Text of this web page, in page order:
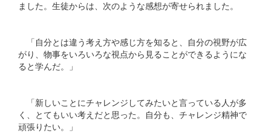
ました。生徒からは、次のような感想が寄せられました。
「自分とは違う考え方や感じ方を知ると、自分の視野が広
がり、物事をいろいろな視点から見ることができるようにな
ると学んだ。」
「新しいことにチャレンジしてみたいと言っている人が多
く、とてもいい考えだと思った。自分も、チャレンジ精神で
頑張りたい。」